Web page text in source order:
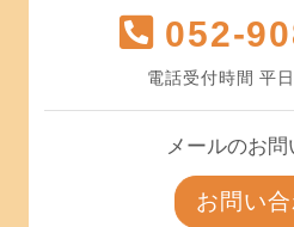
052-
電話受付時間 平
メールのお
お問い